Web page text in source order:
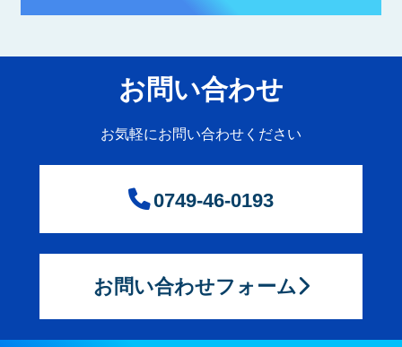
お問い合わせ
お気軽にお問い合わせください
0749-46-0193
お問い合わせフォーム